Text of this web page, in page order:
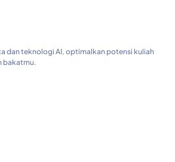
dan teknologi AI, optimalkan potensi kuliah
bakatmu.